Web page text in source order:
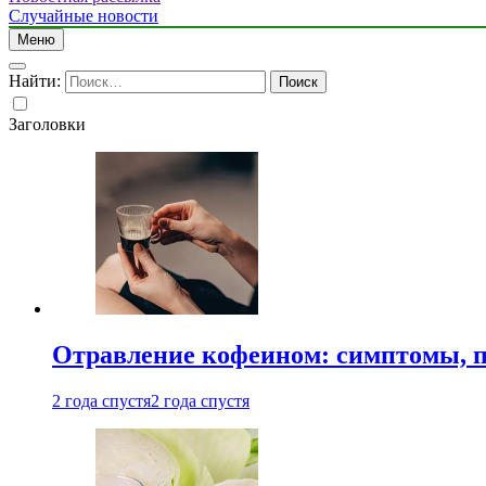
Случайные новости
Меню
Найти:
Заголовки
Отравление кофеином: симптомы,
2 года спустя2 года спустя